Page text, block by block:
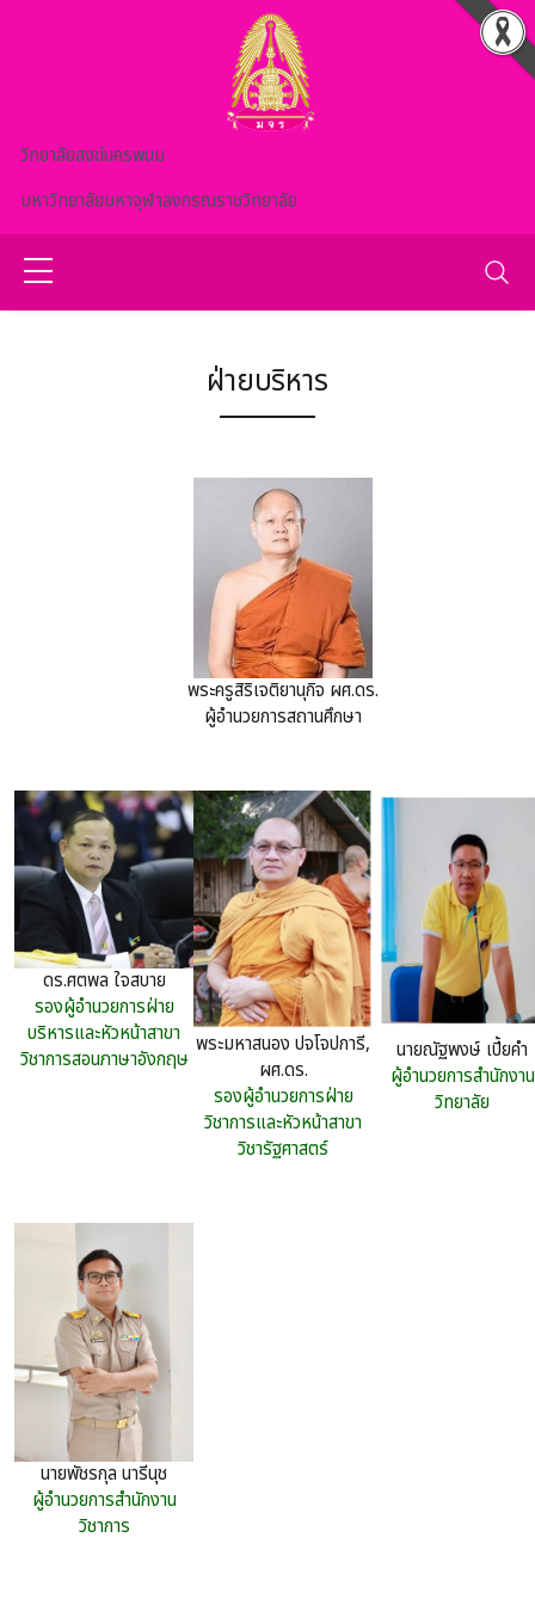
วิทยาลัยสงฆ์นครพนม
มหาวิทยาลัยมหาจุฬาลงกรณราชวิทยาลัย
ฝ่ายบริหาร
พระครูสิริเจติยานุกิจ ผศ.ดร.
ผู้อำนวยการสถานศึกษา
ดร.ศตพล ใจสบาย
รองผู้อำนวยการฝ่าย
บริหารและหัวหน้าสาขา
วิชาการสอนภาษาอังกฤษ
พระมหาสนอง ปจโจปการี,
ผศ.ดร.
รองผู้อำนวยการฝ่าย
วิชาการและหัวหน้าสาขา
วิชารัฐศาสตร์
นายณัฐพงษ์ เปี้ยคำ
ผู้อำนวยการสำนักงาน
วิทยาลัย
นายพัชรกุล นารีนุช
ผู้อำนวยการสำนักงาน
วิชาการ